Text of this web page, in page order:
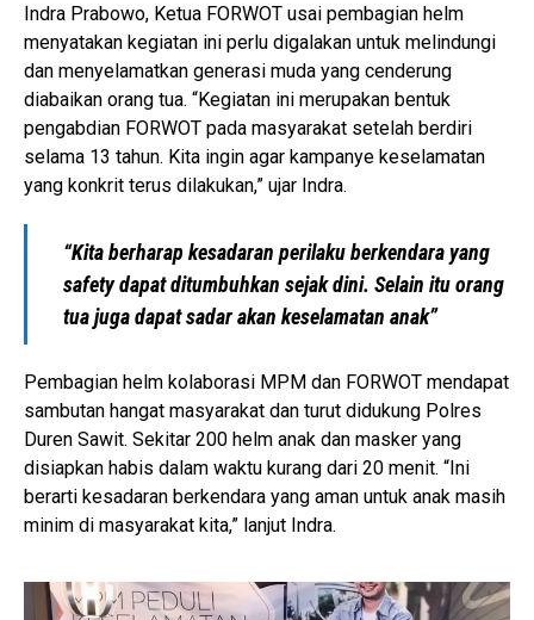
Indra Prabowo, Ketua FORWOT usai pembagian helm
menyatakan kegiatan ini perlu digalakan untuk melindungi
dan menyelamatkan generasi muda yang cenderung
diabaikan orang tua. “Kegiatan ini merupakan bentuk
pengabdian FORWOT pada masyarakat setelah berdiri
selama 13 tahun. Kita ingin agar kampanye keselamatan
yang konkrit terus dilakukan,” ujar Indra.
“Kita berharap kesadaran perilaku berkendara yang
safety dapat ditumbuhkan sejak dini. Selain itu orang
tua juga dapat sadar akan keselamatan anak”
Pembagian helm kolaborasi MPM dan FORWOT mendapat
sambutan hangat masyarakat dan turut didukung Polres
Duren Sawit. Sekitar 200 helm anak dan masker yang
disiapkan habis dalam waktu kurang dari 20 menit. “Ini
berarti kesadaran berkendara yang aman untuk anak masih
minim di masyarakat kita,” lanjut Indra.